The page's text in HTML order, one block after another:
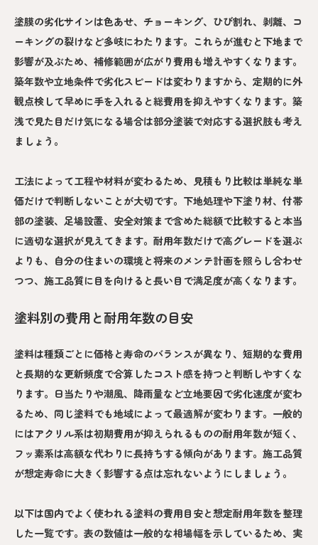
塗膜の劣化サインは色あせ、チョーキング、ひび割れ、剥離、コ
ーキングの裂けなど多岐にわたります。これらが進むと下地まで
影響が及ぶため、補修範囲が広がり費用も増えやすくなります。
築年数や立地条件で劣化スピードは変わりますから、定期的に外
観点検して早めに手を入れると総費用を抑えやすくなります。築
浅で見た目だけ気になる場合は部分塗装で対応する選択肢も考え
ましょう。
工法によって工程や材料が変わるため、見積もり比較は単純な単
価だけで判断しないことが大切です。下地処理や下塗り材、付帯
部の塗装、足場設置、安全対策まで含めた総額で比較すると本当
に適切な選択が見えてきます。耐用年数だけで高グレードを選ぶ
よりも、自分の住まいの環境と将来のメンテ計画を照らし合わせ
つつ、施工品質に目を向けると長い目で満足度が高くなります。
塗料別の費用と耐用年数の目安
塗料は種類ごとに価格と寿命のバランスが異なり、短期的な費用
と長期的な更新頻度で合算したコスト感を持つと判断しやすくな
ります。日当たりや潮風、降雨量など立地要因で劣化速度が変わ
るため、同じ塗料でも地域によって最適解が変わります。一般的
にはアクリル系は初期費用が抑えられるものの耐用年数が短く、
フッ素系は高額な代わりに長持ちする傾向があります。施工品質
が想定寿命に大きく影響する点は忘れないようにしましょう。
以下は国内でよく使われる塗料の費用目安と想定耐用年数を整理
した一覧です。表の数値は一般的な相場幅を示しているため、実